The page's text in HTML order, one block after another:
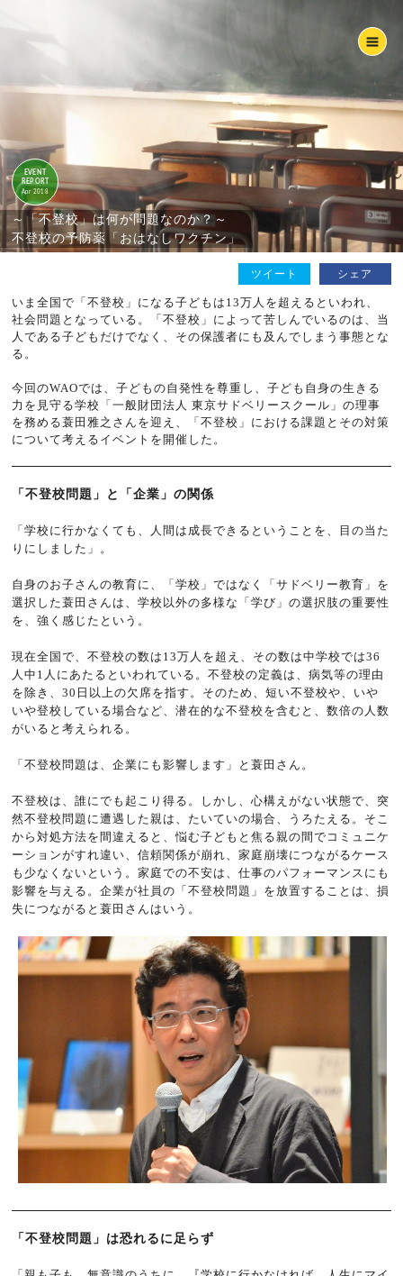
EVENT
REPORT
Apr 2018
～「不登校」は何が問題なのか？～
不登校の予防薬「おはなしワクチン」
ツイート シェア
いま全国で「不登校」になる子どもは13万人を超えるといわれ、
社会問題となっている。「不登校」によって苦しんでいるのは、当
人である子どもだけでなく、その保護者にも及んでしまう事態とな
る。
今回のWAOでは、子どもの自発性を尊重し、子ども自身の生きる
力を見守る学校「一般財団法人 東京サドベリースクール」の理事
を務める蓑田雅之さんを迎え、「不登校」における課題とその対策
について考えるイベントを開催した。
「不登校問題」と「企業」の関係
「学校に行かなくても、人間は成長できるということを、目の当た
りにしました」。
自身のお子さんの教育に、「学校」ではなく「サドベリー教育」を
選択した蓑田さんは、学校以外の多様な「学び」の選択肢の重要性
を、強く感じたという。
現在全国で、不登校の数は13万人を超え、その数は中学校では36
人中1人にあたるといわれている。不登校の定義は、病気等の理由
を除き、30日以上の欠席を指す。そのため、短い不登校や、いや
いや登校している場合など、潜在的な不登校を含むと、数倍の人数
がいると考えられる。
「不登校問題は、企業にも影響します」と蓑田さん。
不登校は、誰にでも起こり得る。しかし、心構えがない状態で、突
然不登校問題に遭遇した親は、たいていの場合、うろたえる。そこ
から対処方法を間違えると、悩む子どもと焦る親の間でコミュニケ
ーションがすれ違い、信頼関係が崩れ、家庭崩壊につながるケース
も少なくないという。家庭での不安は、仕事のパフォーマンスにも
影響を与える。企業が社員の「不登校問題」を放置することは、損
失につながると蓑田さんはいう。
「不登校問題」は恐れるに足らず